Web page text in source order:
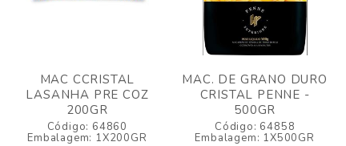
MAC CCRISTAL
LASANHA PRE COZ
200GR
Código: 64860
Embalagem: 1X200GR
MAC. DE GRANO DURO
CRISTAL PENNE -
500GR
Código: 64858
Embalagem: 1X500GR